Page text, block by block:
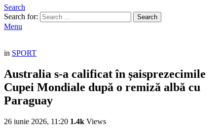
Search
Search for:
Search
Menu
in SPORT
Australia s-a calificat în șaisprezecimile
Cupei Mondiale după o remiză albă cu
Paraguay
26 iunie 2026, 11:20 1.4k Views